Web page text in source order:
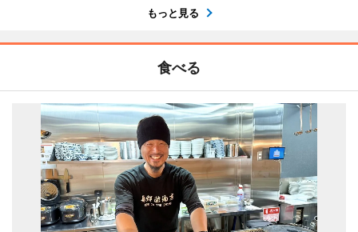
もっと見る
食べる